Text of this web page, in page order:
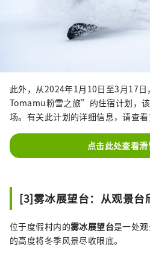
此外，从2024年1月10日至3月17
Tomamu粉雪之旅”的住宿计划，
场。有关此计划的详细信息，请查看
点击此处查看
[3]雾冰展望台：从观景台
位于度假村内的雾冰展望台是一处
的高度将冬季风景尽收眼底。